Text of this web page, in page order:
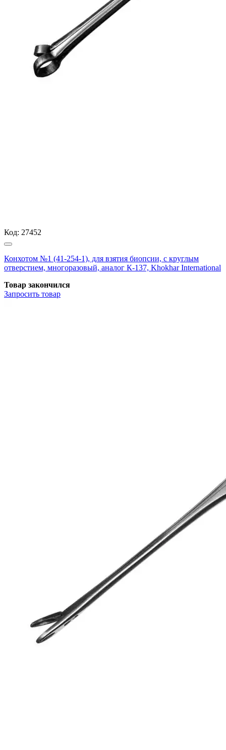
Код: 27452
Конхотом №1 (41-254-1), для взятия биопсии, с круглым
отверстием, многоразовый, аналог К-137, Khokhar International
Товар закончился
Запросить товар